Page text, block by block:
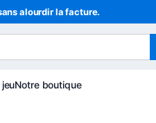
alourdir la facture.
Notre boutique